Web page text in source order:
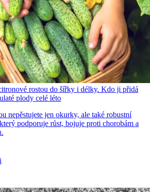
rostou do šířky i délky. Kdo ji přidá
plody celé léto
nepěstujete jen okurky, ale také robustní
podporuje růst, bojuje proti chorobám a